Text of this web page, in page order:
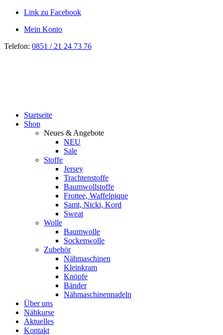
Link zu Facebook
Mein Konto
Telefon: 0851 / 21 24 73 76
Startseite
Shop
Neues & Angebote
NEU
Sale
Stoffe
Jersey
Trachtenstoffe
Baumwollstoffe
Frottee, Waffelpique
Samt, Nicki, Kord
Sweat
Wolle
Baumwolle
Sockenwolle
Zubehör
Nähmaschinen
Kleinkram
Knöpfe
Bänder
Nähmaschinennadeln
Über uns
Nähkurse
Aktuelles
Kontakt